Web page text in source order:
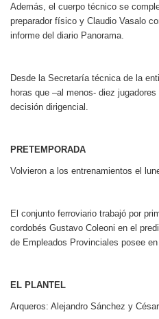
Además, el cuerpo técnico se
preparador físico y Claudio Vasalo
informe del diario Panorama.
Desde la Secretaría técnica de la
horas que –al menos- diez
decisión dirigencial.
PRETEMPORADA
Volvieron a los entrenamientos el
El conjunto ferroviario trabajó por
cordobés Gustavo Coleoni en el
de Empleados Provinciales posee
EL PLANTEL
Arqueros: Alejandro Sánchez y